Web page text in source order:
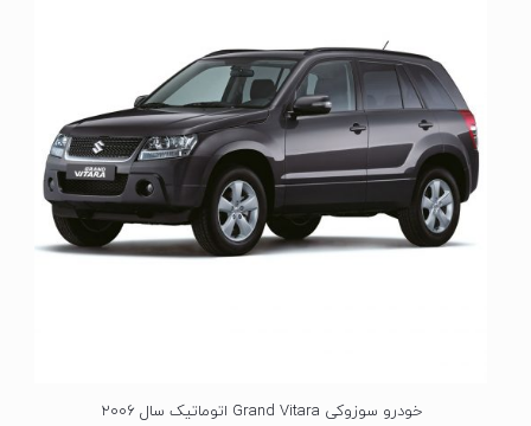
خودرو سوزوکی Grand Vitara اتوماتیک سال 2006